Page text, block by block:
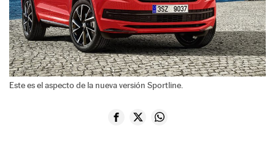
Este es el aspecto de la nueva versión Sportline.